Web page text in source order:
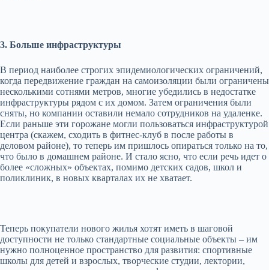
3. Больше инфраструктуры
В период наиболее строгих эпидемиологических ограничений,
когда передвижение граждан на самоизоляции были ограничены
несколькими сотнями метров, многие убедились в недостатке
инфраструктуры рядом с их домом. Затем ограничения были
сняты, но компании оставили немало сотрудников на удаленке.
Если раньше эти горожане могли пользоваться инфраструктурой
центра (скажем, сходить в фитнес-клуб в после работы в
деловом районе), то теперь им пришлось опираться только на то,
что было в домашнем районе. И стало ясно, что если речь идет о
более «сложных» объектах, помимо детских садов, школ и
поликлиник, в новых кварталах их не хватает.
Теперь покупатели нового жилья хотят иметь в шаговой
доступности не только стандартные социальные объекты – им
нужно полноценное пространство для развития: спортивные
школы для детей и взрослых, творческие студии, лектории,